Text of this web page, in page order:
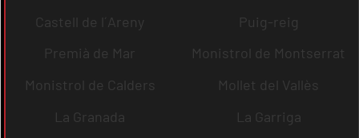
Castell de l´Areny
Puig-reig
Premià de Mar
Monistrol de Montserrat
Monistrol de Calders
Mollet del Vallès
La Granada
La Garriga